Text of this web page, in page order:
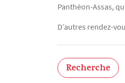
Panthéon-Assas,
D’autres rendez-
Recherche